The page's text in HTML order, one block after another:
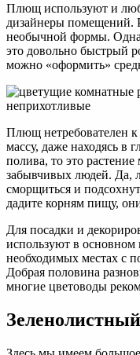
Плющ используют и
дизайнеры помещений.
необычной формы.
это довольно быстрый
можно «оформить»
Плющ нетребователен
массу, даже находясь в
полива, то это
забывчивых людей. Да,
сморщиться и
дадите корням пищу,
Для посадки и
используют в основном
необходимых местах с
Добрая половина
многие цветоводы